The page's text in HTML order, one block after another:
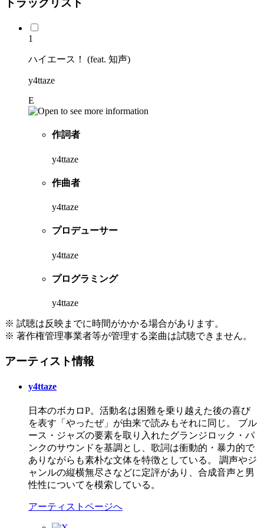
トラックリスト
1
ハイエース！ (feat. 知声)
y4ttaze
E
作詞者
y4ttaze
作曲者
y4ttaze
プロデューサー
y4ttaze
プログラミング
y4ttaze
※ 試聴は反映までに時間がかかる場合があります。
※ 著作権管理事業者等が管理する楽曲は試聴できません。
アーティスト情報
y4ttaze
日本のボカロP。活動名は困難を乗り越えた後の喜び
を表す「やったぜ」が由来で読みもそれに同じ。 ブル
ース・ジャズの要素を取り入れたグランジロック・パ
ンクのサウンドを基調とし、歌詞は衝動的・暴力的で
ありながらも素朴な文体を特徴としている。 調声やジ
ャンルの縦横無尽さなどに定評があり、合成音声と男
性性についてを模索している。
アーティストページへ